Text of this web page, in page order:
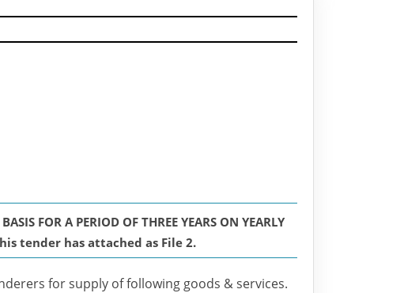
FOR A PERIOD OF THREE YEARS ON YEARLY
tender has attached as File 2.
for supply of following goods & services.